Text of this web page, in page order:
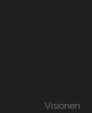
Visionen